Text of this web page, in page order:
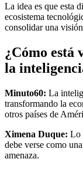
La idea es que esta
ecosistema
consolidar una
¿Cómo está
la
Minuto60: La
transformando la
otros países de
Ximena Duque: Lo
debe verse como
amenaza.